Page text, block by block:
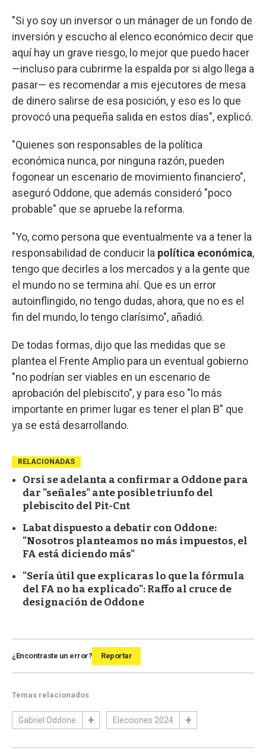
"Si yo soy un inversor o un mánager de un fondo de
inversión y escucho al elenco económico decir que
aquí hay un grave riesgo, lo mejor que puedo hacer
—incluso para cubrirme la espalda por si algo llega a
pasar— es recomendar a mis ejecutores de mesa
de dinero salirse de esa posición, y eso es lo que
provocó una pequeña salida en estos días", explicó.
"Quienes son responsables de la política
económica nunca, por ninguna razón, pueden
fogonear un escenario de movimiento financiero",
aseguró Oddone, que además consideró "poco
probable" que se apruebe la reforma.
"Yo, como persona que eventualmente va a tener la
responsabilidad de conducir la política económica,
tengo que decirles a los mercados y a la gente que
el mundo no se termina ahí. Que es un error
autoinflingido, no tengo dudas, ahora, que no es el
fin del mundo, lo tengo clarísimo", añadió.
De todas formas, dijo que las medidas que se
plantea el Frente Amplio para un eventual gobierno
"no podrían ser viables en un escenario de
aprobación del plebiscito", y para eso "lo más
importante en primer lugar es tener el plan B" que
ya se está desarrollando.
RELACIONADAS
Orsi se adelanta a confirmar a Oddone para
dar "señales" ante posible triunfo del
plebiscito del Pit-Cnt
Labat dispuesto a debatir con Oddone:
"Nosotros planteamos no más impuestos, el
FA está diciendo más"
"Sería útil que explicaras lo que la fórmula
del FA no ha explicado": Raffo al cruce de
designación de Oddone
¿Encontraste un error? Reportar
Temas relacionados
Gabriel Oddone Elecciones 2024